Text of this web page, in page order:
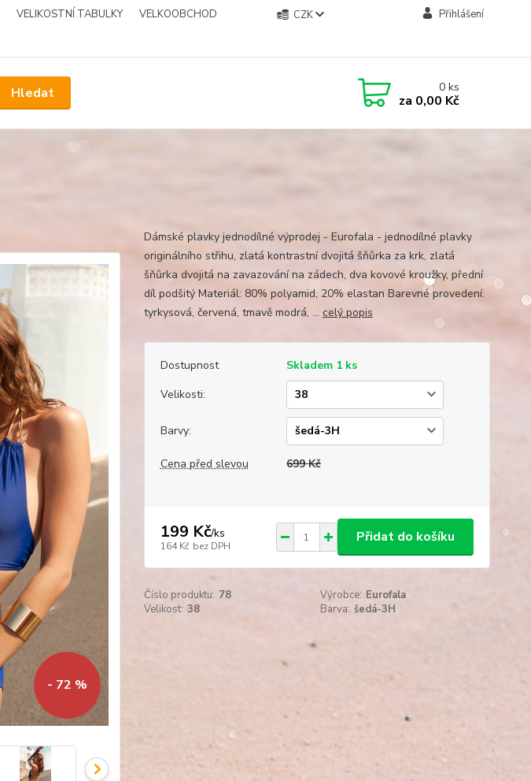
VELIKOSTNÍ TABULKY
VELKOOBCHOD
CZK Přihlášení
Hledat 0ks
za 0,00 Kč
- 72 %
Dámské plavky jednodílné výprodej - Eurofala - jednodílné plavky
originálního střihu, zlatá kontrastní dvojitá šňůrka za krk, zlatá
šňůrka dvojitá na zavazování na zádech, dva kovové kroužky, přední
díl podšitý Materiál: 80% polyamid, 20% elastan Barevné provedení:
tyrkysová, červená, tmavě modrá, ... celý popis
Dostupnost
Skladem 1 ks
Velikosti:
Barvy:
Cena před slevou 699 Kč
199 Kč/ks
164 Kč bez DPH
Přidat do košíku
Číslo produktu: 78 Výrobce: Eurofala
Velikost: 38 Barva: šedá-3H